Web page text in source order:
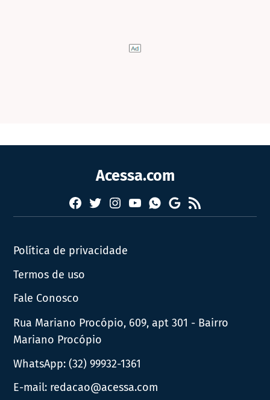
Acessa.com
Facebook
TwitterInstagram
YouTubeWhatsapp
Google
News
RSS
Política de privacidade
Termos de uso
Fale Conosco
Rua Mariano Procópio, 609, apt 301 - Bairro
Mariano Procópio
WhatsApp:(32) 99932-1361
E-mail: redacao@acessa.com